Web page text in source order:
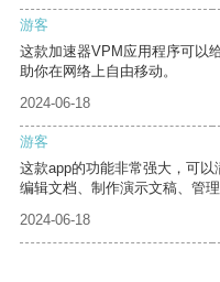
游客
这款加速器VPM应用程序可以
助你在网络上自由移动。
2024-06-18
游客
这款app的功能非常强大，可
编辑文档、制作演示文稿、管理
2024-06-18